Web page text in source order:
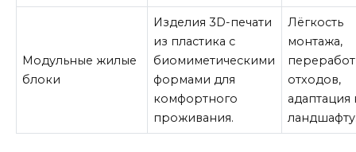
Модульные жилые
блоки
Изделия 3D-печати
из пластика с
биомиметическими
формами для
комфортного
проживания.
Лёгкость
монтажа,
отходов,
адаптация